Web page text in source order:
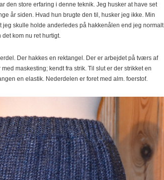
den store erfaring i denne teknik. Jeg husker at have set
år siden. Hvad hun brugte den til, husker jeg ikke. Min
jeg skulle holde anderledes på hakkenålen end jeg normalt
kom nu ret hurtigt.
Der hakkes en rektangel. Der er arbejdet på tværs af
maskesting; kendt fra strik. Til slut er der strikket en
en elastik. Nederdelen er foret med alm. foerstof.